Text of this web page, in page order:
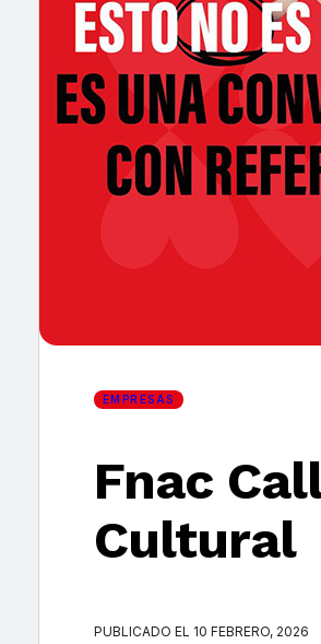
Buscar
EMPRESAS
Fnac
Cultural
PUBLICADO EL 10 FEBRERO, 2026